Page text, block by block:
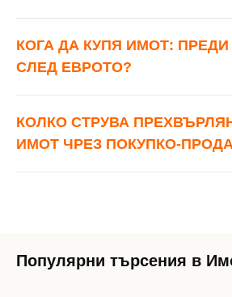
КОГА ДА КУПЯ ИМОТ:
СЛЕД ЕВРОТО?
КОЛКО СТРУВА
ИМОТ ЧРЕЗ ПОКУПКО-
Популярни търсения в